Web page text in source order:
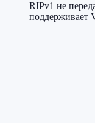
RIPv1 не
поддерживает